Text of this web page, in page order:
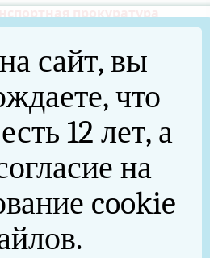
прокуратура
Отечественной войне
сайт, вы
что
12 лет, а
на
cookie